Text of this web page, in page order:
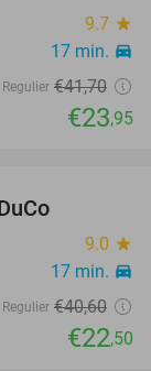
9.7 star
17 min. directions_car
Regulier €41,70
€23,95
9.0 star
17 min. directions_car
Regulier €40,60
€22,50